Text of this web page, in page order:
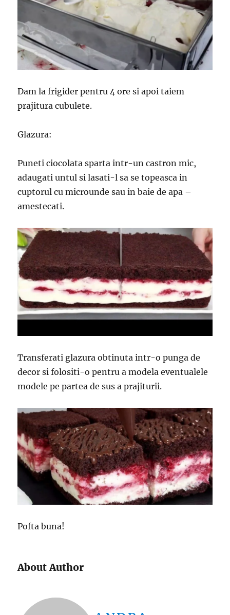
Dam la frigider pentru 4 ore si apoi taiem
prajitura cubulete.
Glazura:
Puneti ciocolata sparta intr-un castron mic,
adaugati untul si lasati-l sa se topeasca in
cuptorul cu microunde sau in baie de apa –
amestecati.
Transferati glazura obtinuta intr-o punga de
decor si folositi-o pentru a modela eventualele
modele pe partea de sus a prajiturii.
Pofta buna!
About Author